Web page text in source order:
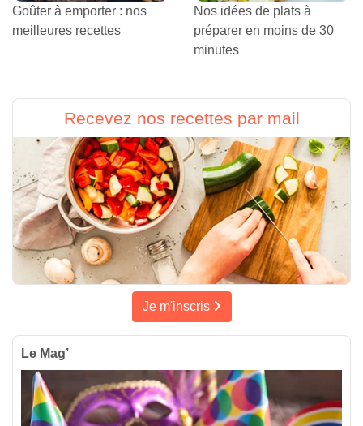
Goûter à emporter : nos
meilleures recettes
Nos idées de plats à
préparer en moins de 30
minutes
Recevez nos recettes par mail
Je m'inscris
Le Mag’